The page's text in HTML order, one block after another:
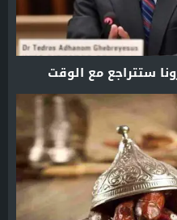
ستتراجع مع الوقت